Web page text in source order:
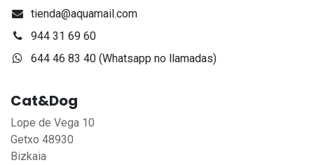
tienda@aquamail.com
944 31 69 60
644 46 83 40 (Whatsapp no llamadas)
Cat&Dog
Lope de Vega 10
Getxo 48930
Bizkaia